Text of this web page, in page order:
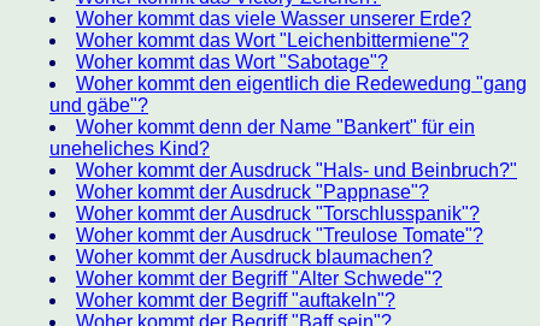
Woher kommt das viele Wasser unserer Erde?
Woher kommt das Wort "Leichenbittermiene"?
Woher kommt das Wort "Sabotage"?
Woher kommt den eigentlich die Redewedung "gang
und gäbe"?
Woher kommt denn der Name "Bankert" für ein
uneheliches Kind?
Woher kommt der Ausdruck "Hals- und Beinbruch?"
Woher kommt der Ausdruck "Pappnase"?
Woher kommt der Ausdruck "Torschlusspanik"?
Woher kommt der Ausdruck "Treulose Tomate"?
Woher kommt der Ausdruck blaumachen?
Woher kommt der Begriff "Alter Schwede"?
Woher kommt der Begriff "auftakeln"?
Woher kommt der Begriff "Baff sein"?